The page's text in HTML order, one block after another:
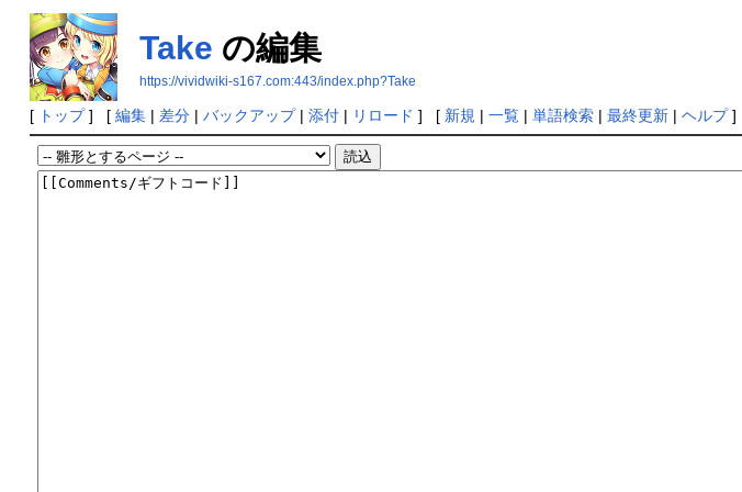
Take の編集
https://vividwiki-s167.com:443/index.php?Take
[ トップ] [ 編集| 差分| バックアップ| 添付| リロード ] [ 新規 | 一覧| 単語検索| 最終更新| ヘルプ]